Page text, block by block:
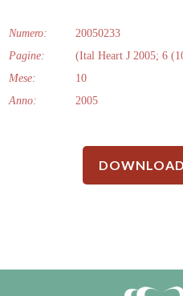
Numero:
20050233
Pagine:
(Ital Heart J 2005; 6
Mese:
10
Anno:
2005